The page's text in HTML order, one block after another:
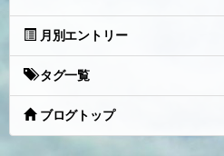
月別エントリー
タグ一覧
ブログトップ